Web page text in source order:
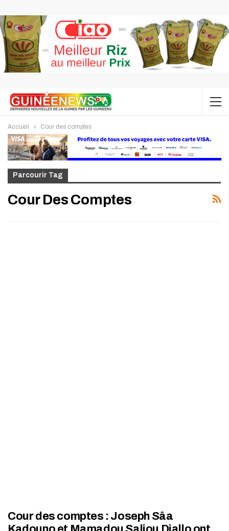
Accueil Cour des comptes
Parcourir Tag
Cour Des Comptes
Cour des comptes : Joseph Sâa